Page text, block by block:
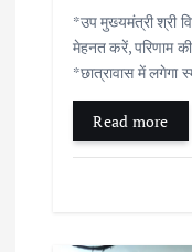
*उप मुख्यमंत्री श्री
मेहनत करें, परिणाम
*छात्रावास में लगेगा
Read more